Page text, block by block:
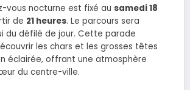
vous nocturne est fixé au samedi 18
de 21 heures. Le parcours sera
du défilé de jour. Cette parade
les chars et les grosses têtes
éclairée, offrant une atmosphère
du centre-ville.